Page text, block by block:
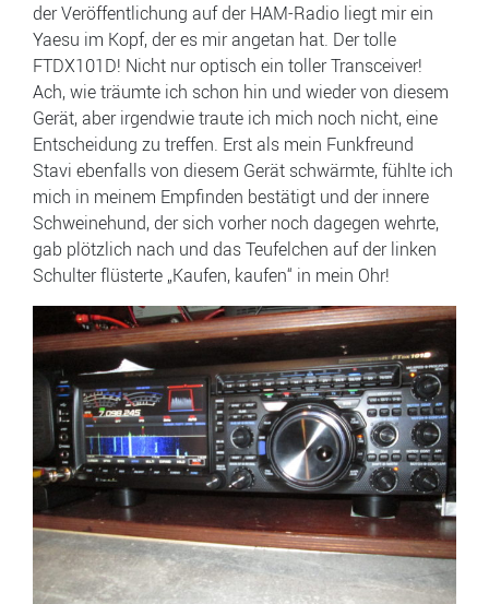
der Veröffentlichung auf der HAM-Radio liegt mir ein
Yaesu im Kopf, der es mir angetan hat. Der tolle
FTDX101D! Nicht nur optisch ein toller Transceiver!
Ach, wie träumte ich schon hin und wieder von diesem
Gerät, aber irgendwie traute ich mich noch nicht, eine
Entscheidung zu treffen. Erst als mein Funkfreund
Stavi ebenfalls von diesem Gerät schwärmte, fühlte ich
mich in meinem Empfinden bestätigt und der innere
Schweinehund, der sich vorher noch dagegen wehrte,
gab plötzlich nach und das Teufelchen auf der linken
Schulter flüsterte „Kaufen, kaufen“ in mein Ohr!